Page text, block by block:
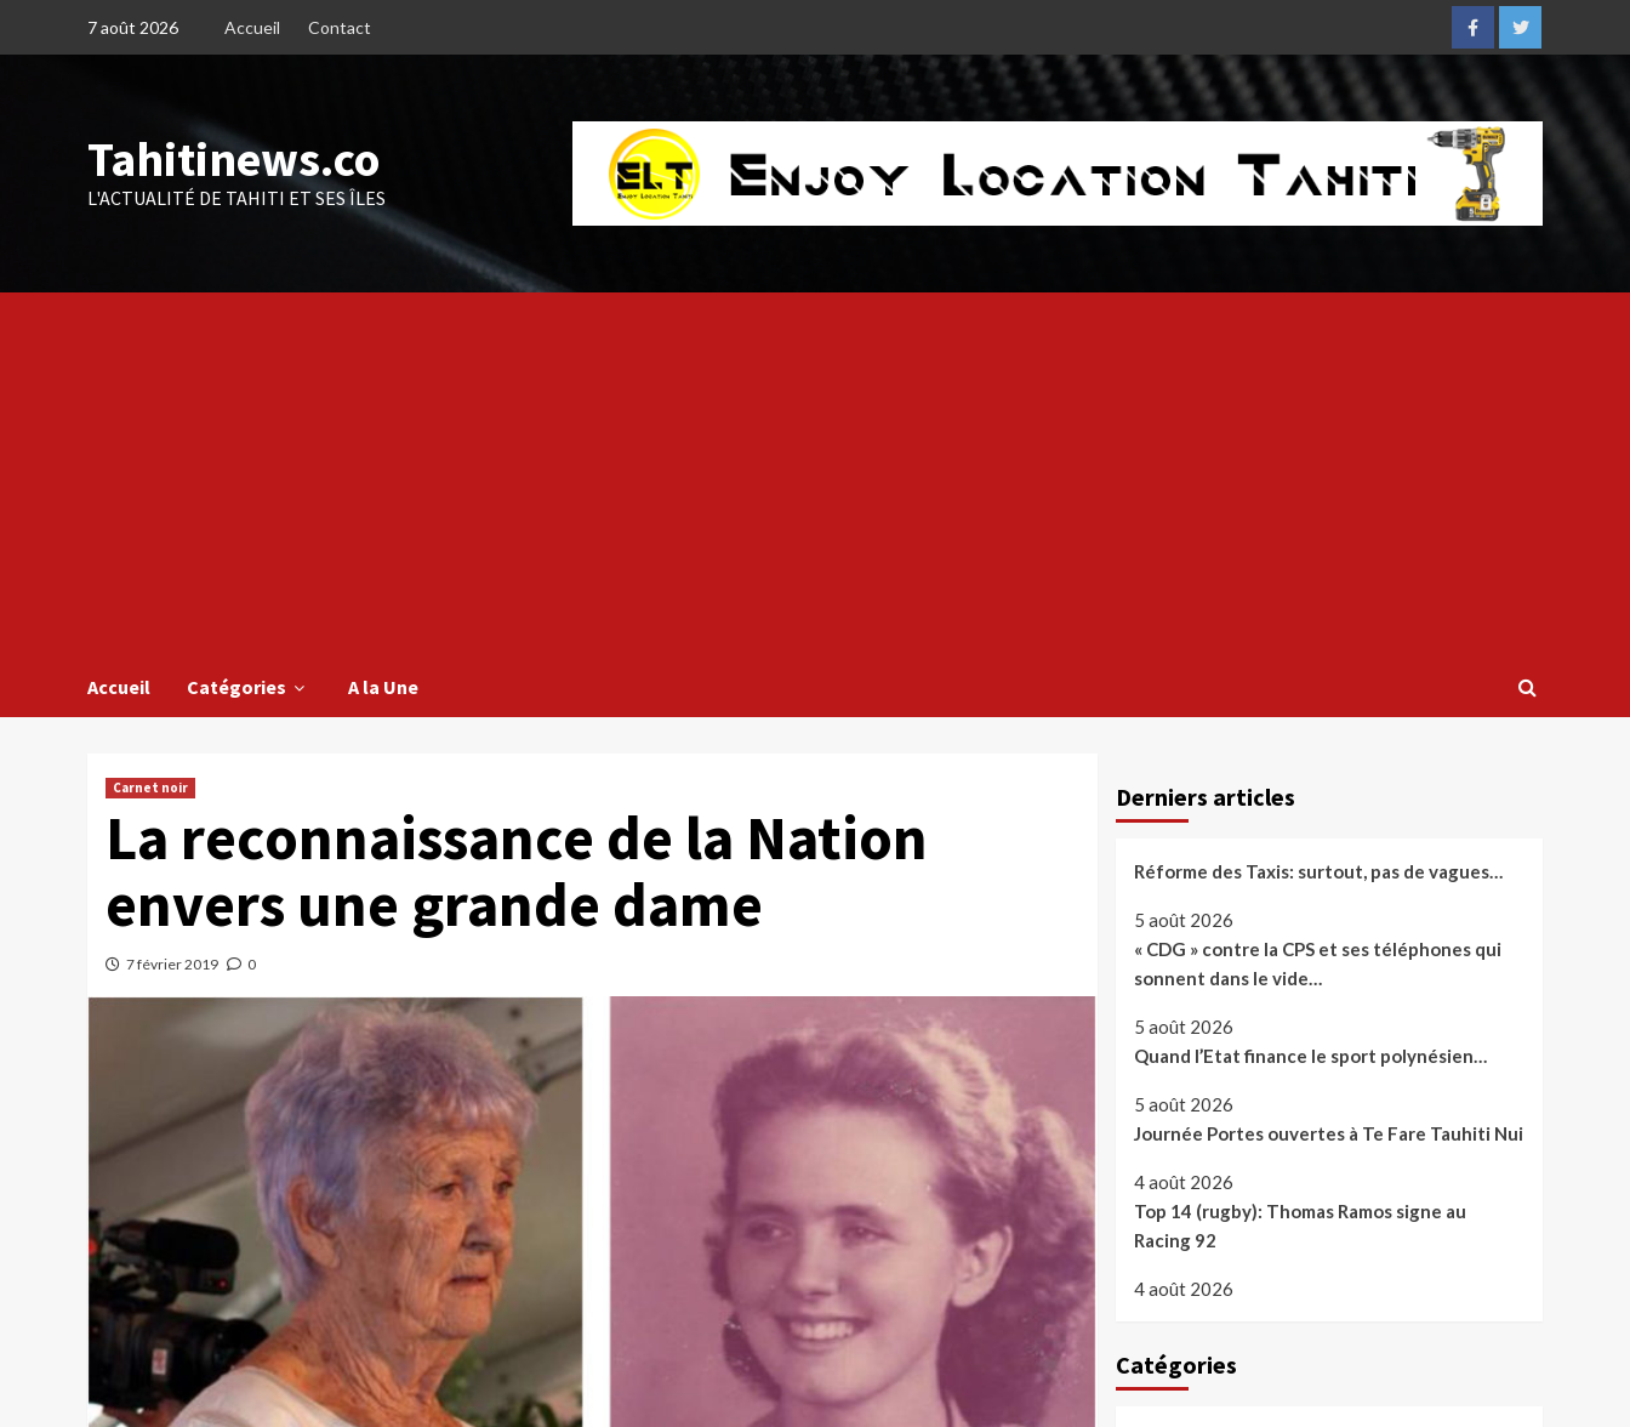
7 août 2026 Accueil Contact
FacebookTwitter
Tahitinews.co
L'ACTUALITÉ DE TAHITI ET SES ÎLES
Accueil Catégories A la Une
Carnet noir
La reconnaissance de la Nation
envers une grande dame
7 février 2019 0
Derniers articles
Réforme des Taxis: surtout, pas de vagues…
5 août 2026
« CDG » contre la CPS et ses téléphones qui
sonnent dans le vide…
5 août 2026
Quand l’Etat finance le sport polynésien…
5 août 2026
Journée Portes ouvertes à Te Fare Tauhiti Nui
4 août 2026
Top 14 (rugby): Thomas Ramos signe au
Racing 92
4 août 2026
Catégories